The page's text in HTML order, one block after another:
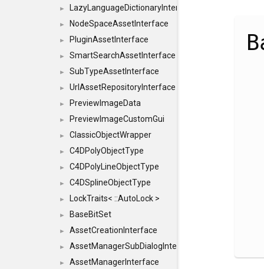
► LazyLanguageDictionaryInterface
► NodeSpaceAssetInterface
► PluginAssetInterface
► SmartSearchAssetInterface
► SubTypeAssetInterface
► UrlAssetRepositoryInterface
► PreviewImageData
► PreviewImageCustomGui
► ClassicObjectWrapper
► C4DPolyObjectType
► C4DPolyLineObjectType
► C4DSplineObjectType
► LockTraits< ::AutoLock >
► BaseBitSet
► AssetCreationInterface
► AssetManagerSubDialogInterface
► AssetManagerInterface